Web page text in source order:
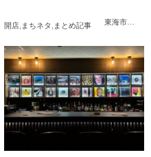
,おひとりさま , 友人,トレンド 東海市
,大府
開店, まちネタ , まとめ記事